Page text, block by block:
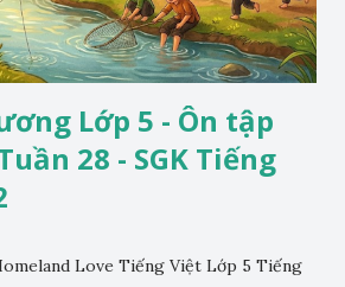
Lớp 5 - Ôn tập
28 - SGK Tiếng
Love Tiếng Việt Lớp 5 Tiếng